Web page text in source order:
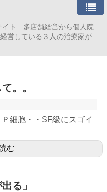
イト 多店舗経営から個人院
営している３人の治療家が
。。
細胞・・SF級にスゴイ
む
る」